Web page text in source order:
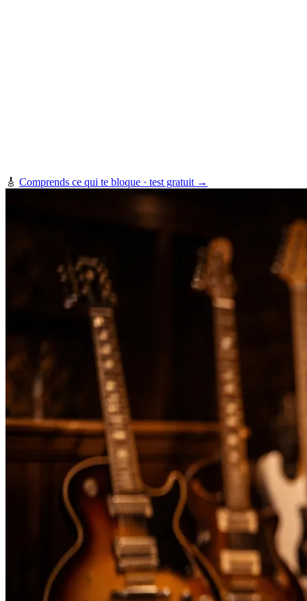
🎸 Comprends ce qui te bloque · test gratuit →